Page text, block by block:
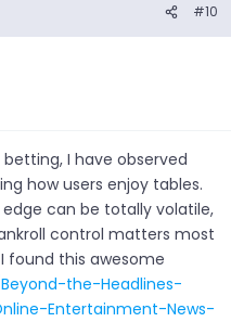
#10
I have observed
how users enjoy tables.
edge can be totally volatile,
control matters most
found this awesome
the-Headlines-
Entertainment-News-